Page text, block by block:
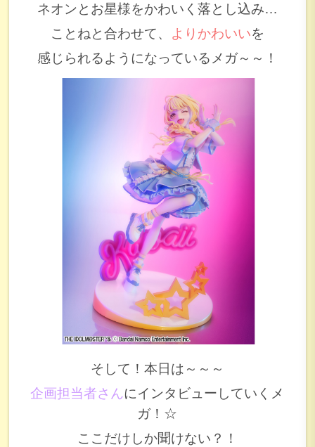
ネオンとお星様をかわいく落とし込み…
ことねと合わせて、 よりかわいいを
感じられるようになっているメガ～～！
そして！本日は～～～
企画担当者さんにインタビューしていくメ
ガ！☆
ここだけしか聞けない？！